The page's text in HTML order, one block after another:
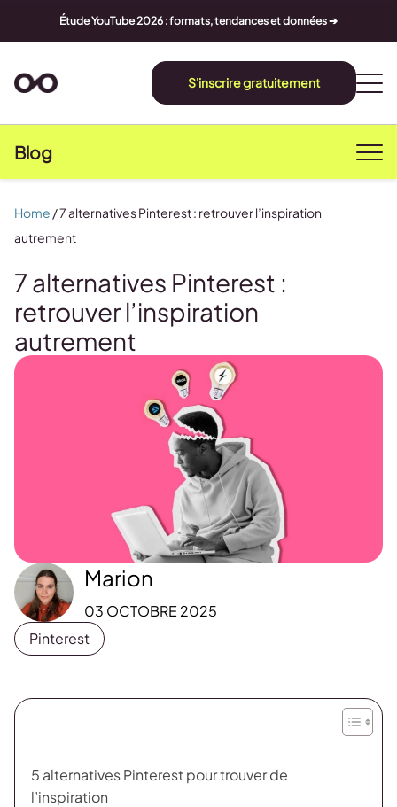
Étude YouTube 2026 : formats, tendances et données ➔
S'inscrire gratuitement
Blog
7 alternatives Pinterest :
retrouver l’inspiration
autrement
Marion
03 OCTOBRE 2025
Pinterest
Home /7 alternatives Pinterest : retrouver l’inspiration
autrement
5 alternatives Pinterest pour trouver de
l’inspiration